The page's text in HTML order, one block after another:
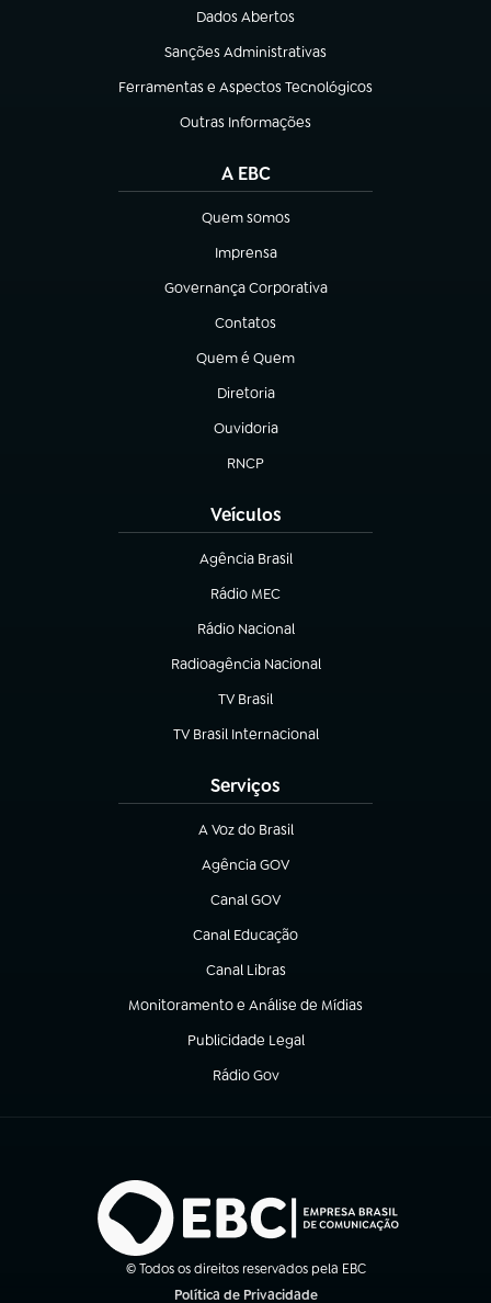
Dados Abertos
(abre em nova aba)
Sanções Administrativas
(abre em nova aba)
Ferramentas e Aspectos Tecnológicos
(abre em nova aba)
Outras Informações
(abre em nova aba)
A EBC
Quem somos
(abre em nova aba)
Imprensa
(abre em nova aba)
Governança Corporativa
(abre em nova aba)
Contatos
(abre em nova aba)
Quem é Quem
(abre em nova aba)
Diretoria
(abre em nova aba)
Ouvidoria
(abre em nova aba)
RNCP
(abre em nova aba)
Veículos
Agência Brasil
(abre em nova aba)
Rádio MEC
(abre em nova aba)
Rádio Nacional
Radioagência Nacional
(abre em nova aba)
TV Brasil
(abre em nova aba)
TV Brasil Internacional
(abre em nova aba)
Serviços
A Voz do Brasil
(abre em nova aba)
Agência GOV
(abre em nova aba)
Canal GOV
(abre em nova aba)
Canal Educação
(abre em nova aba)
Canal Libras
(abre em nova aba)
Monitoramento e Análise de Mídias
(abre em nova aba)
Publicidade Legal
(abre em nova aba)
Rádio Gov
(abre em nova aba)
© Todos os direitos reservados pela EBC
Política de Privacidade